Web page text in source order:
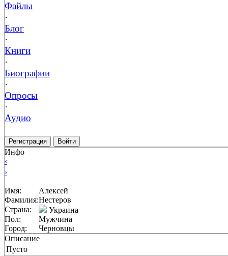
Файлы
·
Блог
·
Книги
·
Биографии
·
Опросы
·
Аудио
Регистрация Войти
Инфо
‹
›
Имя:
Алексей
Фамилия:Нестеров
Страна:
Украина
Пол:
Мужчина
Город:
Черновцы
Описание
Пусто